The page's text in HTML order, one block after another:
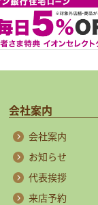
会社案内
会社案内
お知らせ
代表挨拶
来店予約